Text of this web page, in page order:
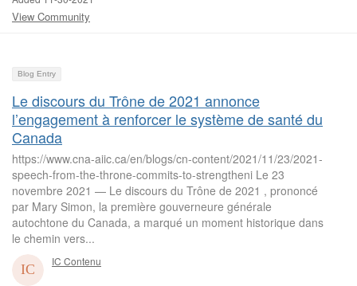
View Community
Blog Entry
Le discours du Trône de 2021 annonce
l’engagement à renforcer le système de santé du
Canada
https://www.cna-aiic.ca/en/blogs/cn-content/2021/11/23/2021-
speech-from-the-throne-commits-to-strengtheni Le 23
novembre 2021 — Le discours du Trône de 2021 , prononcé
par Mary Simon, la première gouverneure générale
autochtone du Canada, a marqué un moment historique dans
le chemin vers...
IC Contenu